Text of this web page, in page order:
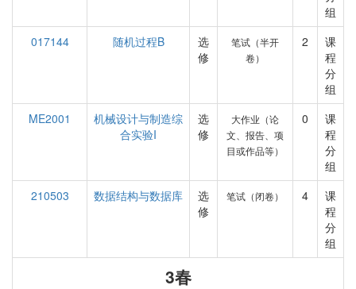
组
017144
随机过程B
选
修
笔试（半开
卷）
2
课
程
分
组
ME2001
机械设计与制造综
合实验I
选
修
大作业（论
文、报告、项
目或作品等）
0
课
程
分
组
210503
数据结构与数据库
选
修
笔试（闭卷） 4
课
程
分
组
3春